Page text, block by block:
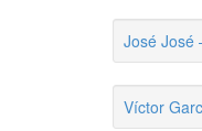
José José
Víctor